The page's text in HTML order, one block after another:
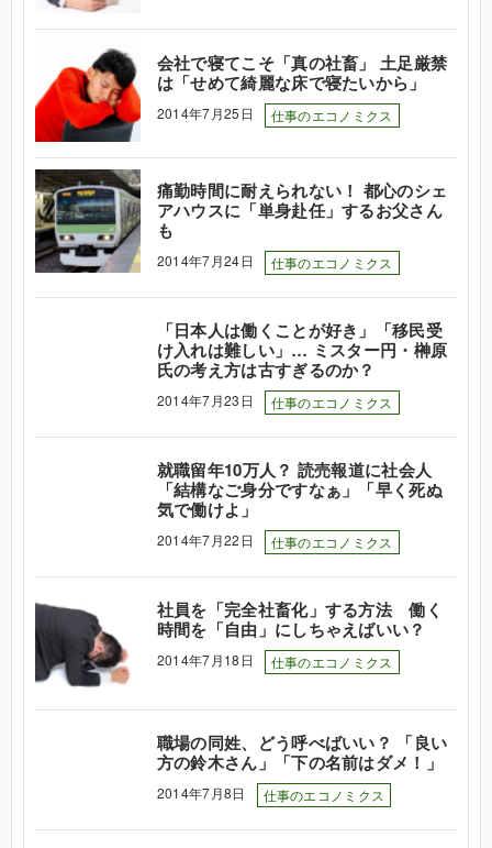
会社で寝てこそ「真の社畜」 土足厳禁
は「せめて綺麗な床で寝たいから」
2014年7月25日 仕事のエコノミクス
痛勤時間に耐えられない！ 都心のシェ
アハウスに「単身赴任」するお父さん
も
2014年7月24日 仕事のエコノミクス
「日本人は働くことが好き」「移民受
け入れは難しい」… ミスター円・榊原
氏の考え方は古すぎるのか？
2014年7月23日 仕事のエコノミクス
就職留年10万人？ 読売報道に社会人
「結構なご身分ですなぁ」「早く死ぬ
気で働けよ」
2014年7月22日 仕事のエコノミクス
社員を「完全社畜化」する方法 働く
時間を「自由」にしちゃえばいい？
2014年7月18日 仕事のエコノミクス
職場の同姓、どう呼べばいい？ 「良い
方の鈴木さん」「下の名前はダメ！」
2014年7月8日 仕事のエコノミクス